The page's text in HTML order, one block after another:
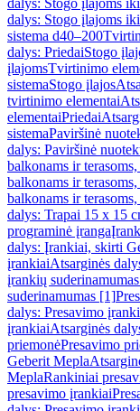
dalys: Stogo įlajoms
dalys: Stogo įlajoms
sistema d40–200
dalys: PriedaiStogo
įlajomsTvirtinimo
sistemaStogo įlajos
tvirtinimo elementai
elementaiPriedai
sistemaPaviršinė
dalys: Paviršinė
balkonams ir
balkonams ir
balkonams ir
dalys: Trapai 15 x 15
programinė įranga
dalys: Įrankiai, skirti
įrankiaiAtsarginės
įrankių
suderinamumas [1]
dalys: Presavimo
įrankiaiAtsarginės
priemonėPresavimo
Geberit Mepla
MeplaRankiniai
presavimo įrankiai